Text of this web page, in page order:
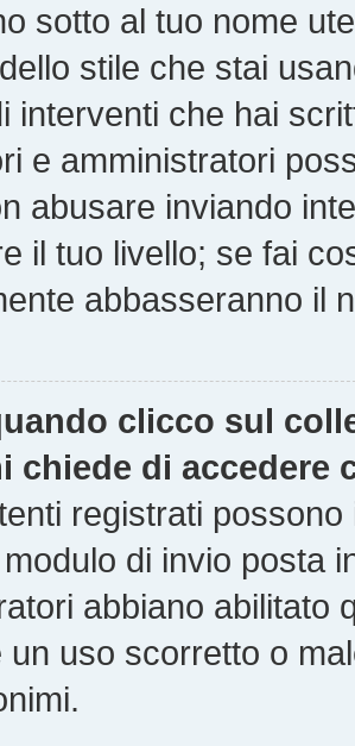
sotto al tuo nome
stile che stai
interventi che hai
e amministratori
abusare inviando
il tuo livello; se fai
abbasseranno il
clicco sul
chiede di accedere
registrati
di invio posta
abbiano abilitato
un uso scorretto o